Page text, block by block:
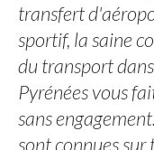
transfert
sportif, la saine
du transport
Pyrénées vous
sans
sont connues